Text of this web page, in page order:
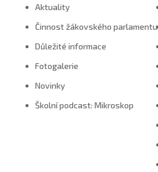
Aktuality
Činnost žákovského parlamentu
Důležité informace
Fotogalerie
Novinky
Školní podcast: Mikroskop